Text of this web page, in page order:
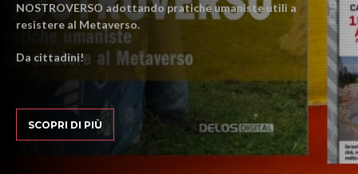
NOSTROVERSO adottando pratiche umaniste utili a
resistere al Metaverso.
Da cittadini!
SCOPRI DI PIÙ